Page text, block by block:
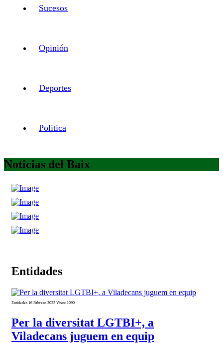
Sucesos
Opinión
Deportes
Politica
Noticias del Baix
Entidades
Entidades 16 Febrero 2022 Visto: 1090
Per la diversitat LGTBI+, a
Viladecans juguem en equip